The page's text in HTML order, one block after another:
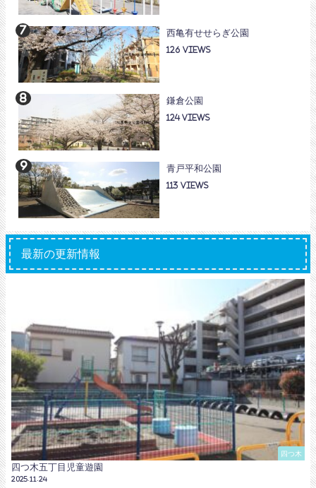
西亀有せせらぎ公園
126
鎌倉公園
124
青戸平和公園
113
最新の更新情報
四つ木
四つ木五丁目児童遊園
2025.11.24